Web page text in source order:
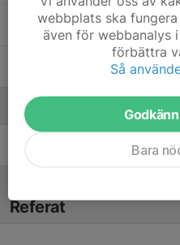
Måns Onmalm
Patchara Andersson
Ledare
Jenny HedsköldTränare
Referat
webbplats ska
även för webbanalys
förbättra
Så
Bara